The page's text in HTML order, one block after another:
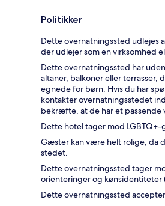
Politikker
Dette overnatningssted udlejes
der udlejer som en virksomhed
Dette overnatningssted har
altaner, balkoner eller terrasser,
egnede for børn. Hvis du har
kontakter overnatningsstedet
bekræfte, at de har et passende
Dette hotel tager mod
Gæster kan være helt rolige, da
stedet.
Dette overnatningssted tager
orienteringer og kønsidentiteter
Dette overnatningssted